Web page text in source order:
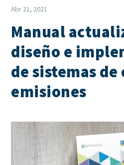
navegación
Date
Abr 21, 2021
Manual
diseño e
de sistemas
emisiones
Cover
Image